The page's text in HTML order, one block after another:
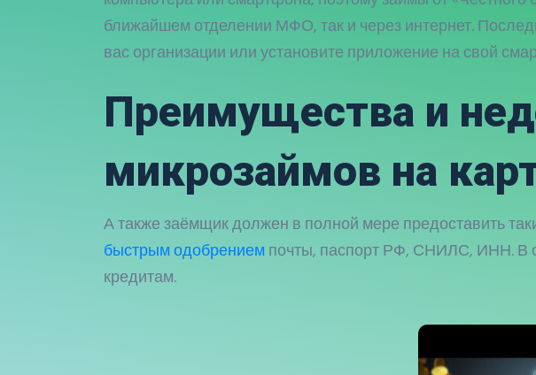
ближайшем отделении МФО, так и через интернет.
вас организации или установите приложение на свой
Пpeимущecтвa и
микрозаймов на
А также заёмщик должен в полной мере предоставить
быстрым одобрением почты, паспорт РФ, СНИЛС, ИНН. В
кредитам.